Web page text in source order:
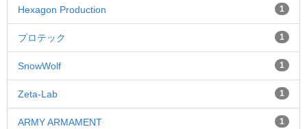
Hexagon Production 1
プロテック 1
SnowWolf 1
Zeta-Lab 1
ARMY ARMAMENT 1